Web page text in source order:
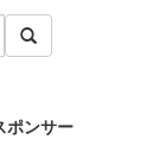
ポンサー